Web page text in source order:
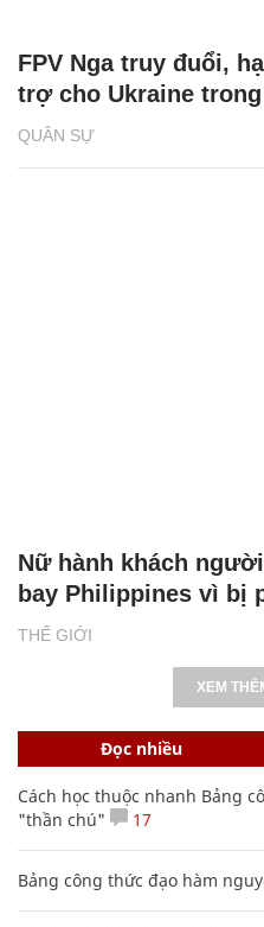
QUÂN SỰ
FPV Nga truy đuổi,
trợ cho Ukraine
THẾ GIỚI
Nữ hành khách
bay Philippines vì bị
XEM
Đọc nhiều
Cách học thuộc nhanh Bảng
"thần chú"
17
Bảng công thức đạo hàm